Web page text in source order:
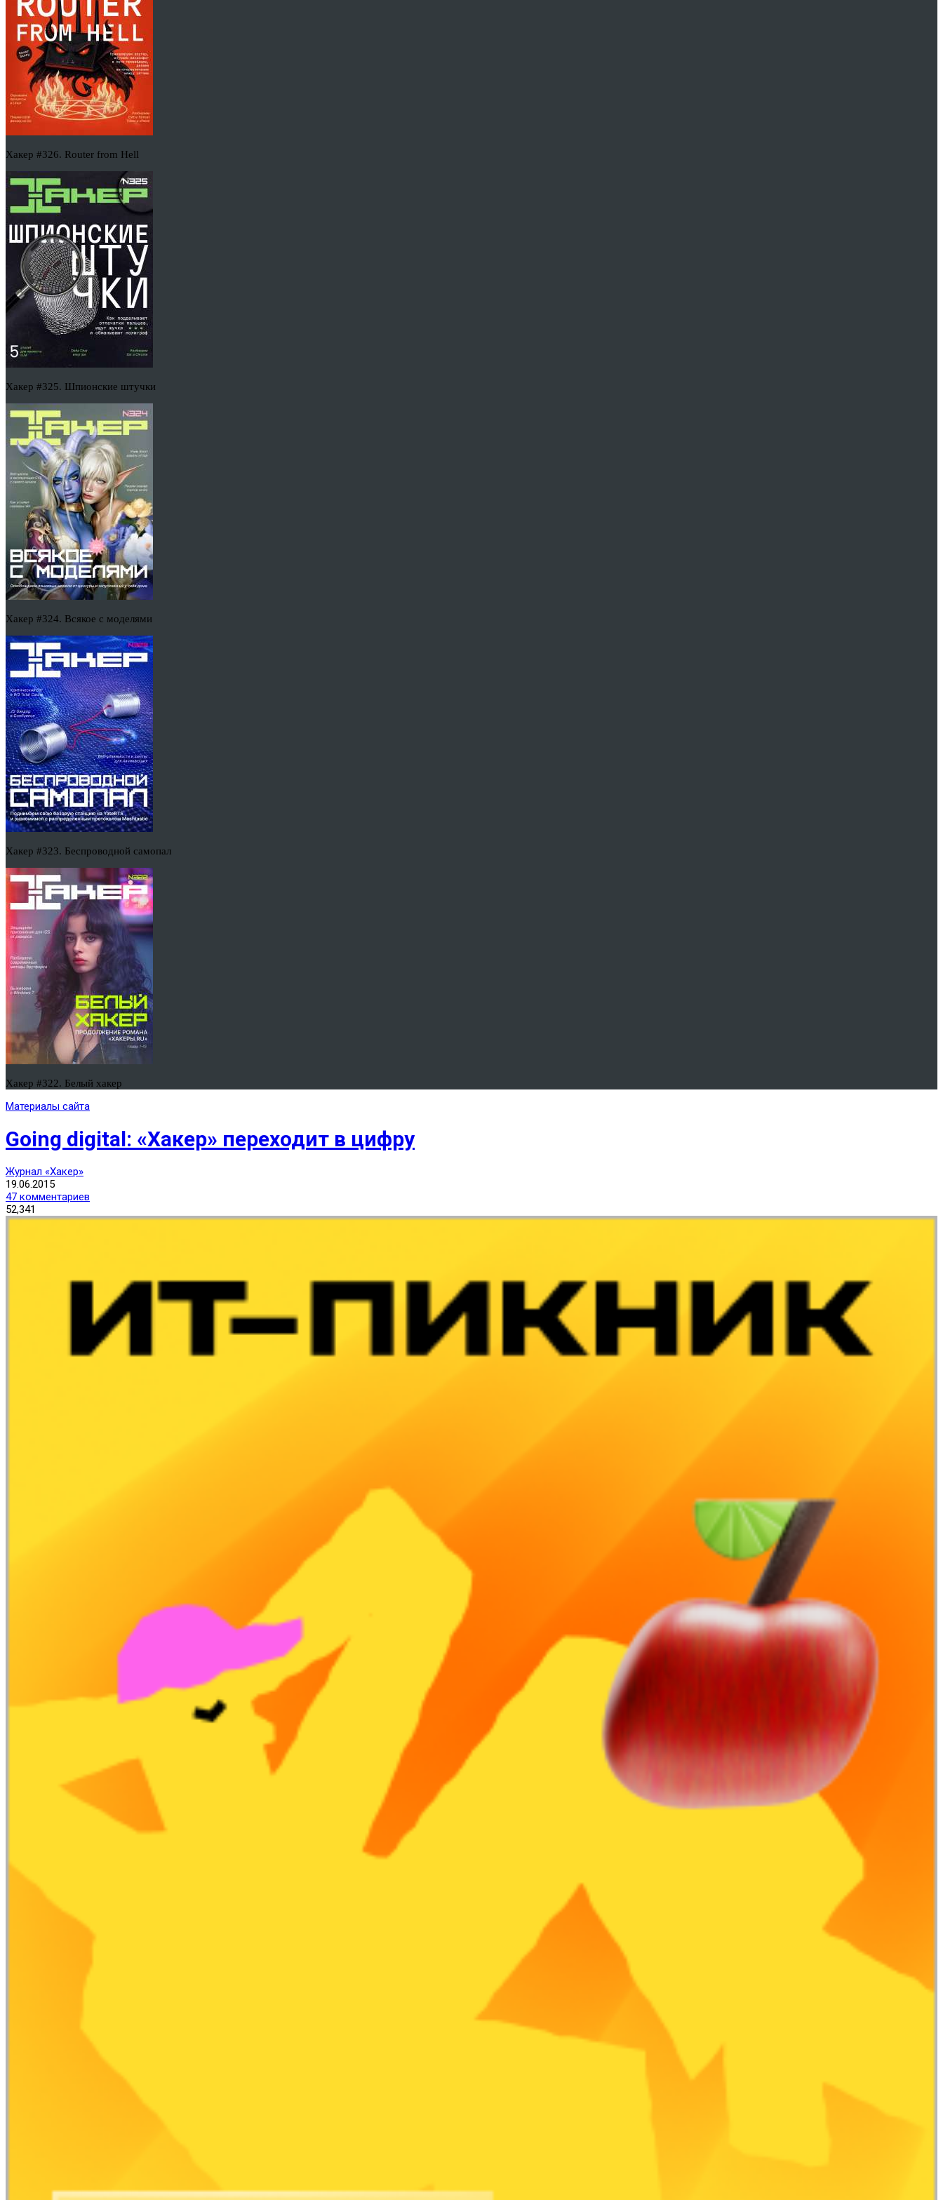
Хакер #326. Router from Hell
Хакер #325. Шпионские штучки
Хакер #324. Всякое с моделями
Хакер #323. Беспроводной самопал
Хакер #322. Белый хакер
Материалы сайта
Going digital: «Хакер» переходит в цифру
Журнал «Хакер»
19.06.2015
47 комментариев
52,341